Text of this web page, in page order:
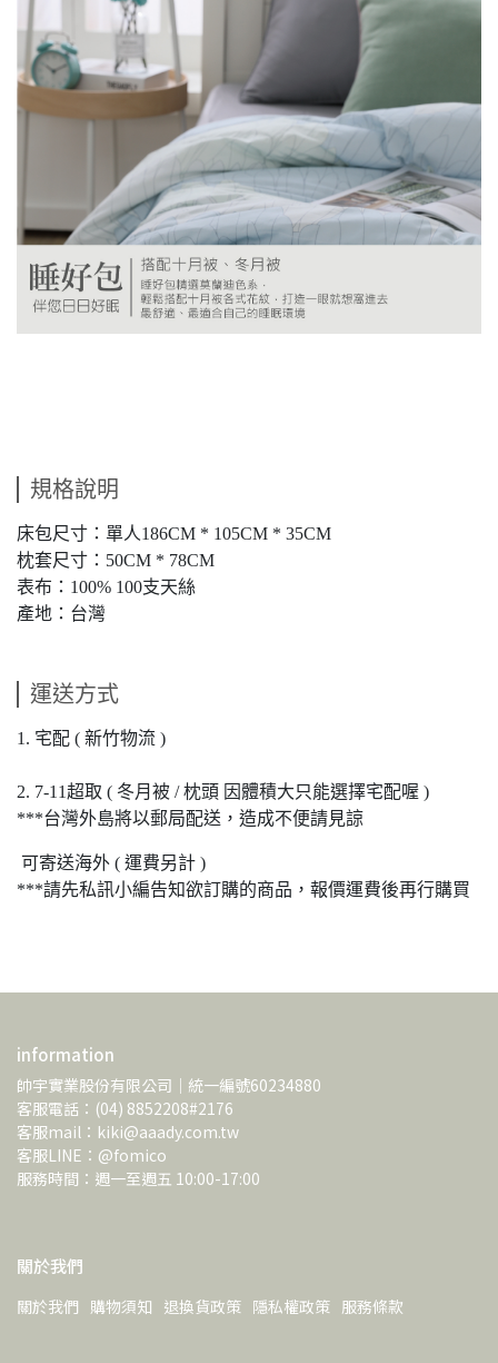
規格說明
床包尺寸：單人186CM * 105CM * 35CM
枕套尺寸：50CM * 78CM
表布：100% 100支天絲
產地：台灣
運送方式
1. 宅配 ( 新竹物流 )
2. 7-11超取 ( 冬月被 / 枕頭 因體積大只能選擇宅配喔 )
***台灣外島將以郵局配送，造成不便請見諒
可寄送海外 ( 運費另計 )
***請先私訊小編告知欲訂購的商品，報價運費後再行購買
information
帥宇實業股份有限公司｜統一編號60234880
客服電話：(04) 8852208#2176
客服mail：kiki@aaady.com.tw
客服LINE：@fomico
服務時間：週一至週五 10:00-17:00
關於我們
關於我們 購物須知 退換貨政策 隱私權政策 服務條款